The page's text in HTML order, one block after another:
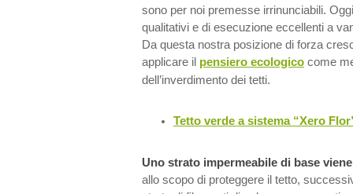
sono per noi premesse irrinunciabili.
qualitativi e di esecuzione eccellenti a
Da questa nostra posizione di forza
applicare il pensiero ecologico come
dell’inverdimento dei tetti.
Tetto verde a sistema “Xero
Uno strato impermeabile di base
allo scopo di proteggere il tetto,